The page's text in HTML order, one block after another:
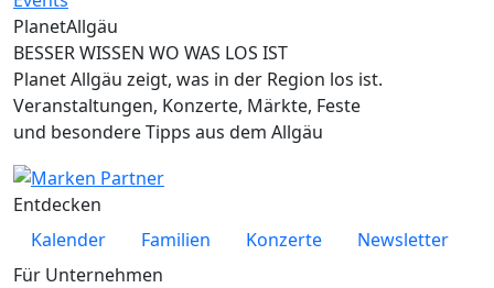
PlanetAllgäu
BESSER WISSEN WO WAS LOS IST
Planet Allgäu zeigt, was in der Region los ist.
Veranstaltungen, Konzerte, Märkte, Feste
und besondere Tipps aus dem Allgäu
Entdecken
Kalender
Familien Konzerte
Newsletter
Für Unternehmen